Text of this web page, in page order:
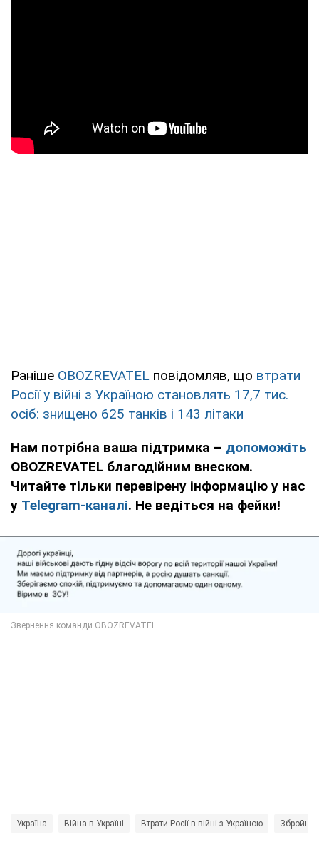
Раніше OBOZREVATEL повідомляв, що втрати
Росії у війні з Україною становлять 17,7 тис.
осіб: знищено 625 танків і 143 літаки
Нам потрібна ваша підтримка – допоможіть
OBOZREVATEL благодійним внеском.
Читайте тільки перевірену інформацію у нас
у Telegram-каналі. Не ведіться на фейки!
Україна Війна в Україні Втрати Росії в війні з Україною Збройні